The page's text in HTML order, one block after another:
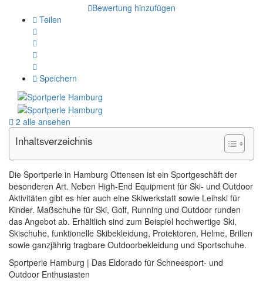
Bewertung hinzufügen
Teilen
Speichern
2 alle ansehen
Inhaltsverzeichnis
Die Sportperle in Hamburg Ottensen ist ein Sportgeschäft der
besonderen Art. Neben High-End Equipment für Ski- und Outdoor
Aktivitäten gibt es hier auch eine Skiwerkstatt sowie Leihski für
Kinder. Maßschuhe für Ski, Golf, Running und Outdoor runden
das Angebot ab. Erhältlich sind zum Beispiel hochwertige Ski,
Skischuhe, funktionelle Skibekleidung, Protektoren, Helme, Brillen
sowie ganzjährig tragbare Outdoorbekleidung und Sportschuhe.
Sportperle Hamburg | Das Eldorado für Schneesport- und
Outdoor Enthusiasten